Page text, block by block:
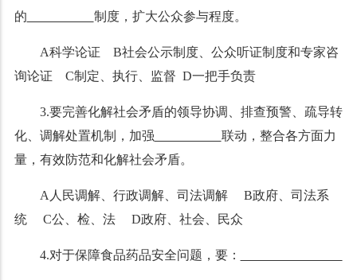
的
制度，扩大公众参与程度。
A科学论证 B社会公示制度、公众听证制度和专家咨
询论证 C制定、执行、监督 D一把手负责
3.要完善化解社会矛盾的领导协调、排查预警、疏导转
化、调解处置机制，加强
联动，整合各方面力
量，有效防范和化解社会矛盾。
A人民调解、行政调解、司法调解 B政府、司法系
统 C公、检、法 D政府、社会、民众
4.对于保障食品药品安全问题，要：